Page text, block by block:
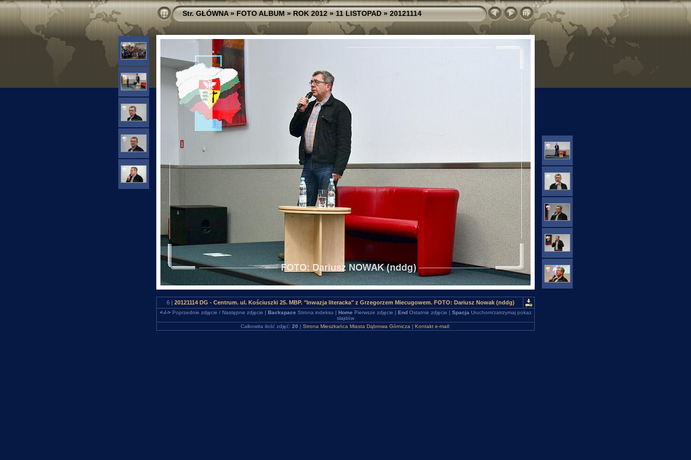
Str. GŁÓWNA»FOTO ALBUM»ROK 2012»11 LISTOPAD»20121114
6 | 20121114 DG - Centrum. ul. Kościuszki 25. MBP. "Inwazja literacka" z Grzegorzem Miecugowem. FOTO: Dariusz Nowak (nddg)
<-/->Poprzednie zdjęcie / Następne zdjęcie | Backspace Strona indeksu | Home Pierwsze zdjęcie | EndOstatnie zdjęcie | Spacja Uruchom/zatrzymaj pokaz
slajdów
Całkowita ilość zdjęć: 20 | Strona Mieszkańca Miasta Dąbrowa Górnicza | Kontakt e-mail: